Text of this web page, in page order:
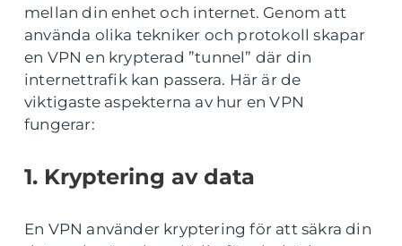
mellan din enhet och internet. Genom att
använda olika tekniker och protokoll skapar
en VPN en krypterad ”tunnel” där din
internettrafik kan passera. Här är de
viktigaste aspekterna av hur en VPN
fungerar:
1. Kryptering av data
En VPN använder kryptering för att säkra din